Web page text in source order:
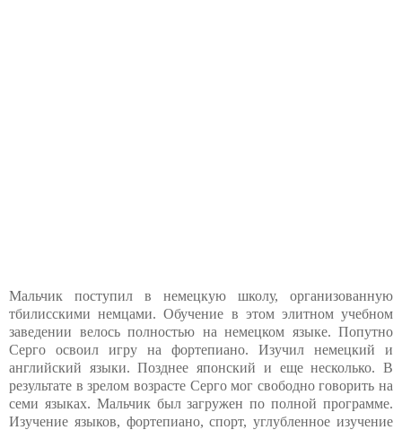
Мальчик поступил в немецкую школу, организованную
тбилисскими немцами. Обучение в этом элитном учебном
заведении велось полностью на немецком языке. Попутно
Серго освоил игру на фортепиано. Изучил немецкий и
английский языки. Позднее японский и еще несколько. В
результате в зрелом возрасте Серго мог свободно говорить на
семи языках. Мальчик был загружен по полной программе.
Изучение языков, фортепиано, спорт, углубленное изучение